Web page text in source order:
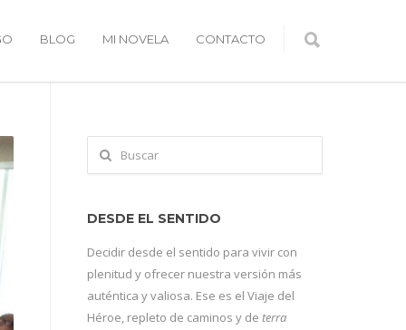
BLOG MI NOVELA CONTACTO
DESDE EL SENTIDO
Decidir desde el sentido para vivir con
plenitud y ofrecer nuestra versión más
auténtica y valiosa. Ese es el Viaje del
Héroe, repleto de caminos y de terra